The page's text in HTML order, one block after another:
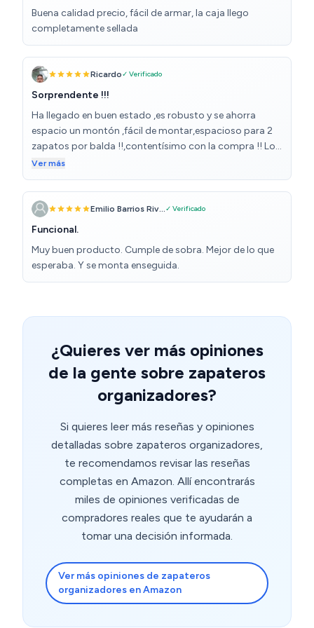
Buena calidad precio, fácil de armar, la caja llego
completamente sellada
Ricardo✓ Verificado
Sorprendente !!!
Ha llegado en buen estado ,es robusto y se ahorra
espacio un montón ,fácil de montar,espacioso para 2
zapatos por balda !!,contentísimo con la compra !! Lo
recomiendo
Ver más
Emilio Barrios Riv... ✓ Verificado
Funcional.
Muy buen producto. Cumple de sobra. Mejor de lo que
esperaba. Y se monta enseguida.
¿Quieres ver más opiniones
de la gente sobre zapateros
organizadores?
Si quieres leer más reseñas y opiniones
detalladas sobre zapateros organizadores,
te recomendamos revisar las reseñas
completas en Amazon. Allí encontrarás
miles de opiniones verificadas de
compradores reales que te ayudarán a
tomar una decisión informada.
Ver más opiniones de zapateros
organizadores en Amazon